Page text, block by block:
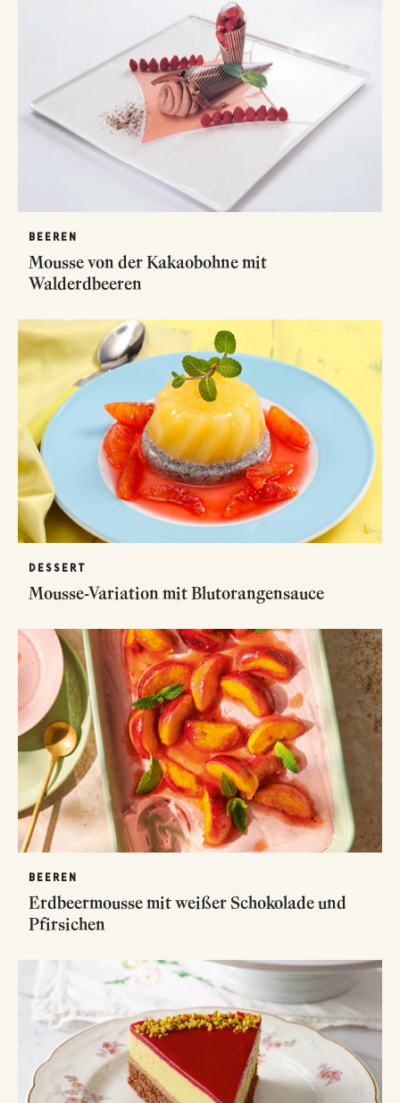
BEEREN
Mousse von der Kakaobohne mit
Walderdbeeren
DESSERT
Mousse-Variation mit Blutorangensauce
BEEREN
Erdbeermousse mit weißer Schokolade und
Pfirsichen